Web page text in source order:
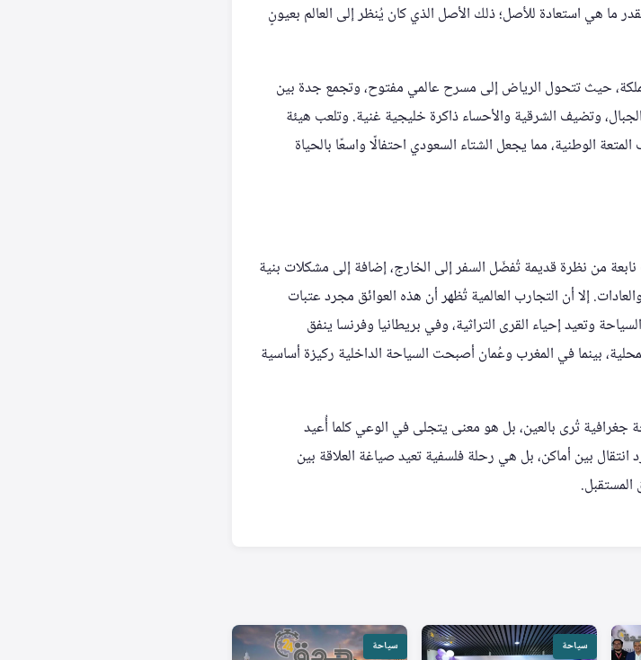
ما هي استعادة للأصل؛ ذلك الأصل الذي كان يُنظر إلى العالم بعيونٍ
حيث تتحول الرياض إلى مسرح عالمي مفتوح، وتجمع جدة بين
وتضيف الشرقية والأحساء ذاكرة خليجية غنية. وتلعب هيئة
الوطنية، مما يجعل الشتاء السعودي احتفالًا واسعًا بالحياة
نابعة من نظرة قديمة تُفضّل السفر إلى الخارج، إضافة إلى مشكلات بنية
إلا أن التجارب العالمية تُظهر أن هذه العوائق مجرد عتبات
السياحة الداخلية 80٪ من حركة السياحة وتعيد إحياء القرى التراثية، وفي بريطانيا وفرنسا ينفق
السياحة المحلية، بينما في المغرب وعُمان أصبحت السياحة الداخلية ركيزة أساسية
تُرى بالعين، بل هو معنى يتجلى في الوعي كلما أُعيد
بين أماكن، بل هي رحلة فلسفية تعيد صياغة العلاقة بين
المستقبل.
سياحة سياحة